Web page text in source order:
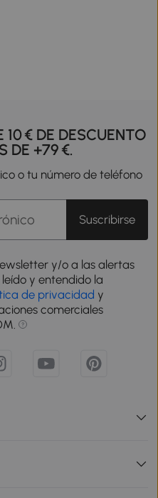
10 € DE DESCUENTO
DE +79 €.
o tu número de teléfono
Suscribirse
y/o a las alertas
y entendido la
de privacidad y
comerciales